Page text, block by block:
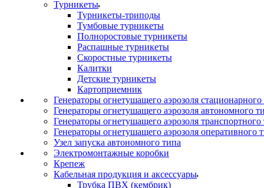
Турникеты
Турникеты-триподы
Тумбовые турникеты
Полноростовые турникеты
Распашные турникеты
Скоростные турникеты
Калитки
Детские турникеты
Картоприемник
Генераторы огнетушащего аэрозоля стационарного
Генераторы огнетушащего аэрозоля автономного
Генераторы огнетушащего аэрозоля транспортного
Генераторы огнетушащего аэрозоля оперативного
Узел запуска автономного типа
Электромонтажные коробки
Крепеж
Кабельная продукция и аксессуары
Трубка ПВХ (кембрик)